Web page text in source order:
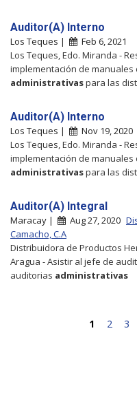
Auditor(A) Interno
Los Teques |
Feb 6, 2021
Los Teques, Edo. Miranda -
implementación de
administrativaspara las
Auditor(A) Interno
Los Teques |
Nov 19, 2020
Los Teques, Edo. Miranda -
implementación de
administrativaspara las
Auditor(A) Integral
Maracay | Aug 27, 2020
Camacho, C.A
Distribuidora de Productos
Aragua - Asistir al jefe de
auditorias administrativas
1 2 3